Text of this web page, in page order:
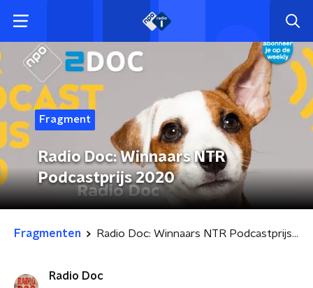
Fragment
Radio Doc: Winnaars NTR
Podcastprijs 2020
Fragmenten Radio Doc: Winnaars NTR Podcastprijs 2020
Radio Doc